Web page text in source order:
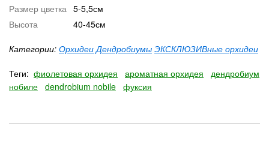
Размер цветка 5-5,5см
Высота
40-45см
Категории: Орхидеи Дендробиумы ЭКСКЛЮЗИВные орхидеи
Теги: фиолетовая орхидея ароматная орхидея
дендробиум
нобиле dendrobium nobile фуксия